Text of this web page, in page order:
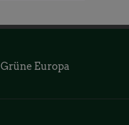
Grüne Europa